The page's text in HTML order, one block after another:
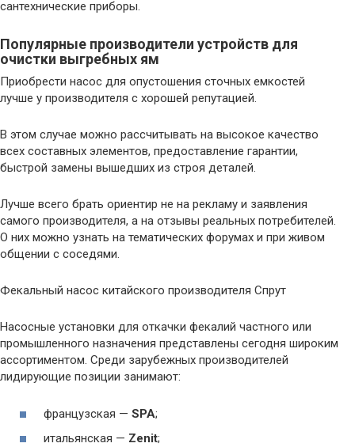
сантехнические приборы.
Популярные производители устройств для
очистки выгребных ям
Приобрести насос для опустошения сточных емкостей
лучше у производителя с хорошей репутацией.
В этом случае можно рассчитывать на высокое качество
всех составных элементов, предоставление гарантии,
быстрой замены вышедших из строя деталей.
Лучше всего брать ориентир не на рекламу и заявления
самого производителя, а на отзывы реальных потребителей.
О них можно узнать на тематических форумах и при живом
общении с соседями.
Фекальный насос китайского производителя Спрут
Насосные установки для откачки фекалий частного или
промышленного назначения представлены сегодня широким
ассортиментом. Среди зарубежных производителей
лидирующие позиции занимают:
французская — SPA;
итальянская — Zenit;